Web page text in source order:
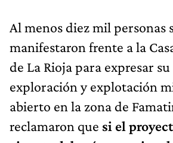
Al menos diez mil personas
manifestaron frente a la
de La Rioja para expresar
exploración y explotación
abierto en la zona de
reclamaron que si el